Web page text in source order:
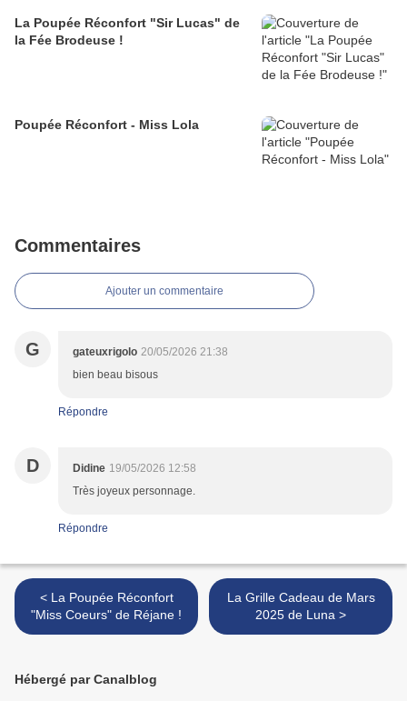
La Poupée Réconfort "Sir Lucas" de
la Fée Brodeuse !
Poupée Réconfort - Miss Lola
Commentaires
Ajouter un commentaire
G gateuxrigolo 20/05/2026 21:38
bien beau bisous
Répondre
D Didine 19/05/2026 12:58
Très joyeux personnage.
Répondre
< La Poupée Réconfort
"Miss Coeurs" de Réjane !
La Grille Cadeau de Mars
2025 de Luna >
Hébergé par Canalblog